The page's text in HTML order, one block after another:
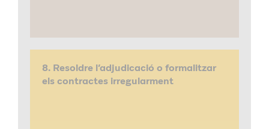
8. Resoldre l’adjudicació o formalitzar
els contractes irregularment